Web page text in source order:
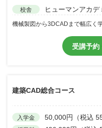
校舎 ヒューマンアカ
機械製図から3DCADまで幅広く
受講予約
建築CAD総合コース
入学金 50,000円（税込